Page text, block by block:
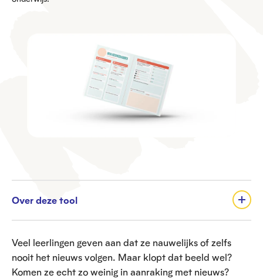
Over deze tool
Veel leerlingen geven aan dat ze nauwelijks of zelfs
nooit het nieuws volgen. Maar klopt dat beeld wel?
Komen ze echt zo weinig in aanraking met nieuws?